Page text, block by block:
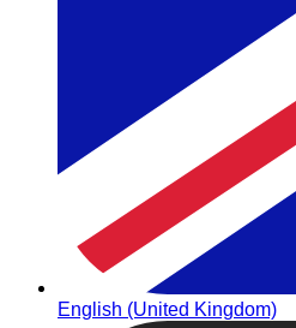
English (United Kingdom)